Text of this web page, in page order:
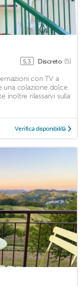
5,3 Discreto (5)
con TV a
una colazione dolce.
inoltre rilassarvi sulla
Verifica disponibilità